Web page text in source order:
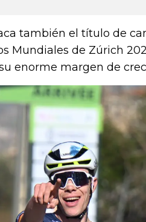
también el título de
Mundiales de Zúrich
enorme margen de